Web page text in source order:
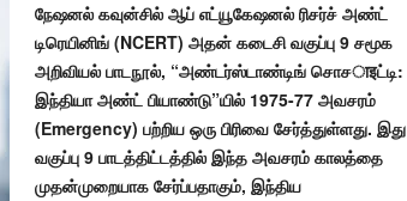
நேஷனல் கவுன்சில் ஆப் எட்யூகேஷனல் ரிசர்ச் அண்ட்
டிரெயினிங் (NCERT) அதன் கடைசி வகுப்பு 9 சமூக
அறிவியல் பாடநூல், “அண்டர்ஸ்டாண்டிங் சொசाइட்டி:
இந்தியா அண்ட் பியாண்டு”யில் 1975-77 அவசரம்
(Emergency) பற்றிய ஒரு பிரிவை சேர்த்துள்ளது. இது
வகுப்பு 9 பாடத்திட்டத்தில் இந்த அவசரம் காலத்தை
முதன்முறையாக சேர்ப்பதாகும், இந்திய